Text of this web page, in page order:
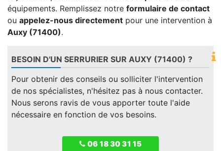
équipements. Remplissez notre formulaire de contact
ou appelez-nous directement pour une intervention à
Auxy (71400).
BESOIN D'UN SERRURIER SUR AUXY (71400) ?
Pour obtenir des conseils ou solliciter l'intervention
de nos spécialistes, n'hésitez pas à nous contacter.
Nous serons ravis de vous apporter toute l'aide
nécessaire en fonction de vos besoins.
06 18 30 31 15